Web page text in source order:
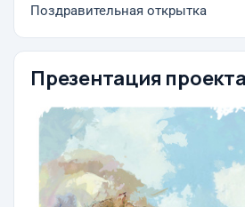
Поздравительная открытка
Презентация проекта